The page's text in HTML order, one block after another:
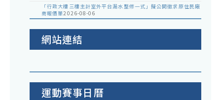
「行政大樓三樓主計室外平台漏水整修一式」擬公開徵求原住民廠
商報價單2026-08-06
網站連結
運動賽事日曆